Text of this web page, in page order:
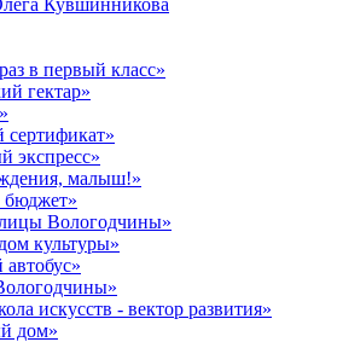
Кувшинникова
в первый класс»
гектар»
экспресс»
малыш!»
Вологодчины»
культуры»
искусств - вектор развития»
дом»